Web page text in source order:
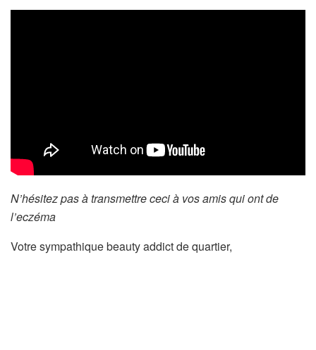
N’hésitez pas à transmettre ceci à vos amis qui ont de
l’eczéma
Votre sympathique beauty addict de quartier,